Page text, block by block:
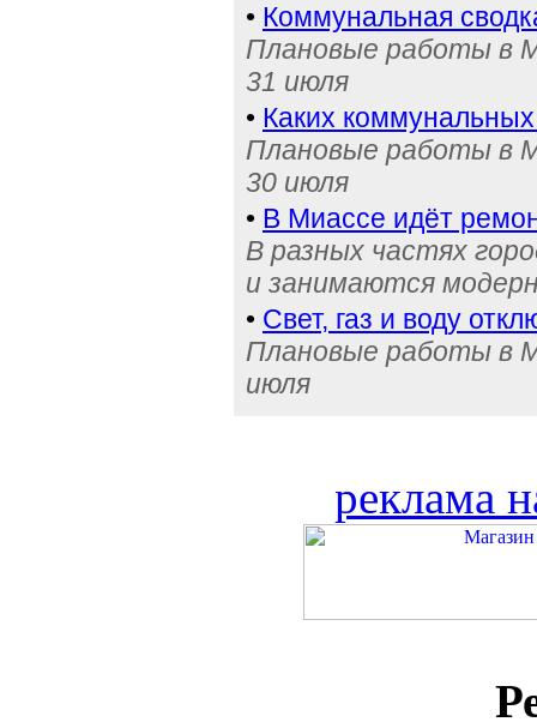
• Коммунальная
Плановые работы в
31 июля
• Каких
Плановые работы в
30 июля
• В Миассе идёт
В разных частях
и занимаются
• Свет, газ и воду
Плановые работы в
июля
реклама